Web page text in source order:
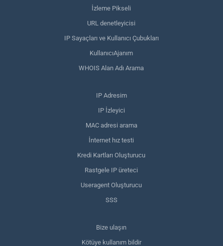
İzleme Pikseli
URL denetleyicisi
IP Sayaçları ve Kullanıcı Çubukları
KullanıcıAjanım
WHOIS Alan Adı Arama
IP Adresim
IP İzleyici
MAC adresi arama
İnternet hız testi
Kredi Kartları Oluşturucu
Rastgele IP üreteci
Useragent Oluşturucu
SSS
Bize ulaşın
Kötüye kullanım bildir